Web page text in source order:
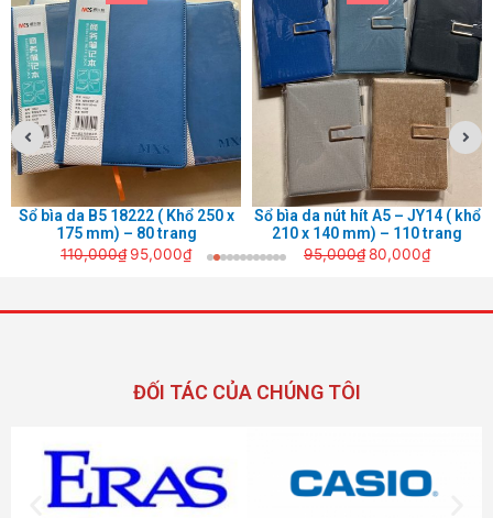
Sổ bìa da B5 18222 ( Khổ 250 x
175 mm) – 80 trang
110,000₫
110,000₫.
95,000₫
hiện
95,000₫.
Sổ bìa da nút hít A5 – JY14 ( khổ
210 x 140 mm) – 110 trang
95,000₫
gốc
là:
95,000₫.
80,000₫
hiện
ĐỐI TÁC CỦA CHÚNG TÔI